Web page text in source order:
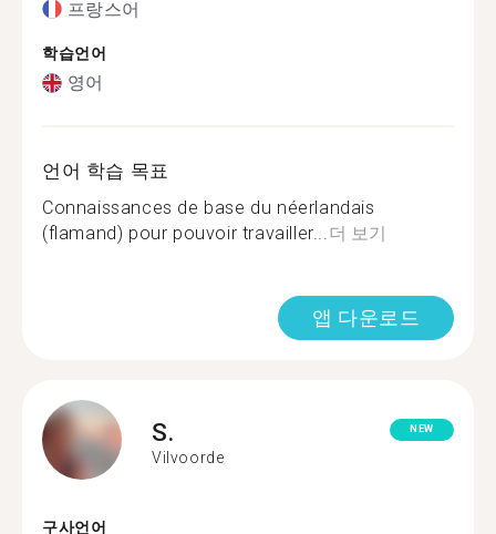
프랑스어
학습언어
영어
언어 학습 목표
Connaissances de base du néerlandais
(flamand) pour pouvoir travailler...더 보기
앱 다운로드
S.
Vilvoorde
NEW
구사언어